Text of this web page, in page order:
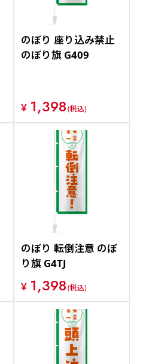
のぼり 座り込み禁止
のぼり旗 G409
¥ 1,398(税込)
のぼり 転倒注意 のぼ
り旗 G4TJ
¥ 1,398(税込)